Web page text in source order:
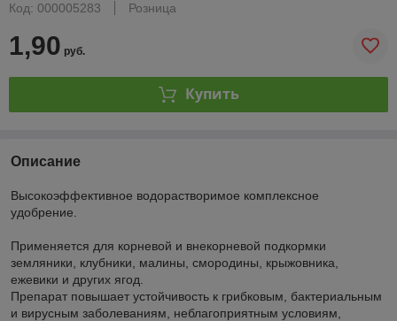
Код: 000005283
Розница
1,90 руб.
Купить
Описание
Высокоэффективное водорастворимое комплексное
удобрение.
Применяется для корневой и внекорневой подкормки
земляники, клубники, малины, смородины, крыжовника,
ежевики и других ягод.
Препарат повышает устойчивость к грибковым, бактериальным
и вирусным заболеваниям, неблагоприятным условиям,